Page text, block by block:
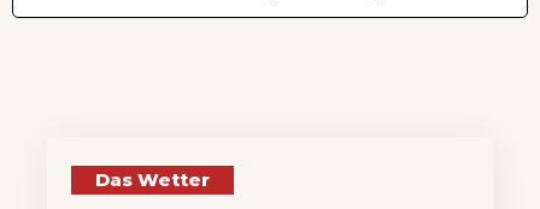
Das Wetter